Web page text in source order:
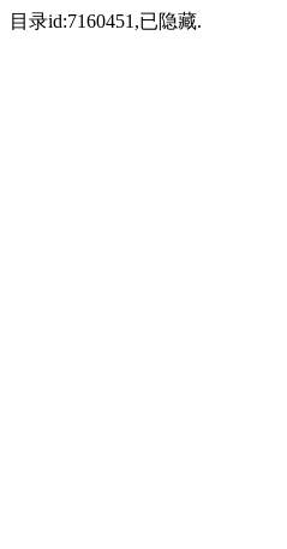
目录id:7160451,已隐藏.